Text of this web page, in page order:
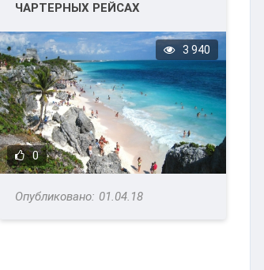
ЧАРТЕРНЫХ РЕЙСАХ
0
3 940
01.04.18